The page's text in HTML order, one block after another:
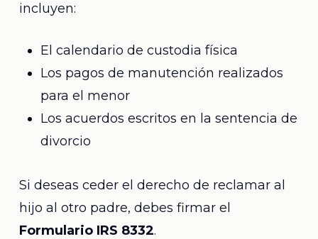
incluyen:
El calendario de custodia física
Los pagos de manutención realizados
para el menor
Los acuerdos escritos en la sentencia de
divorcio
Si deseas ceder el derecho de reclamar al
hijo al otro padre, debes firmar el
Formulario IRS 8332.